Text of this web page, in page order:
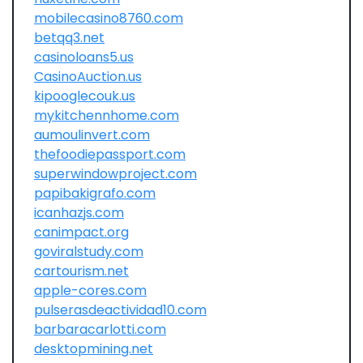
mobilecasino8760.com
betqq3.net
casinoloans5.us
CasinoAuction.us
kipooglecouk.us
mykitchennhome.com
aumoulinvert.com
thefoodiepassport.com
superwindowproject.com
papibakigrafo.com
icanhazjs.com
canimpact.org
goviralstudy.com
cartourism.net
apple-cores.com
pulserasdeactividad10.com
barbaracarlotti.com
desktopmining.net